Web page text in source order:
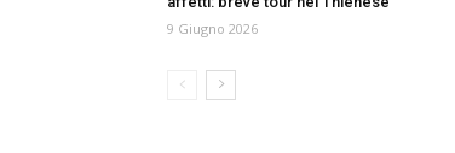
9 Giugno 2026